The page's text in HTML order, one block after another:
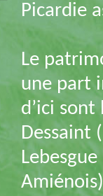
Picardie
Le
une part
d’ici
Dessaint